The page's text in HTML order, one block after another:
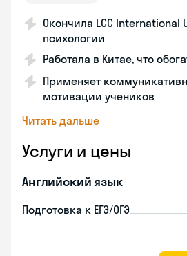
Окончила LCC International
психологии
Работала в Китае, что
Применяет
мотивации учеников
Читать дальше
Услуги и цены
Английский язык
Подготовка к ЕГЭ/ОГЭ